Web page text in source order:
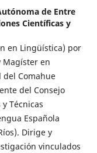
de Entre
Científicas y
en Lingüística) por
Magíster en
Comahue
del Consejo
Técnicas
Española
Dirige y
vinculados